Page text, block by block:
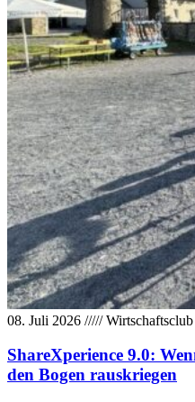
08. Juli 2026 /////Wirtschaftsclub
ShareXperience 9.0:
den Bogen rauskriegen